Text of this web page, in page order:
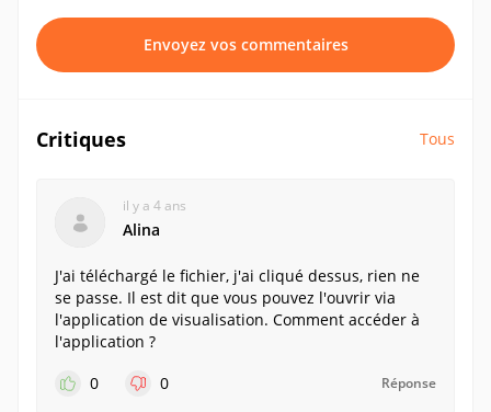
Envoyez vos commentaires
Critiques Tous
il y a 4 ans
Alina
J'ai téléchargé le fichier, j'ai cliqué dessus, rien ne
se passe. Il est dit que vous pouvez l'ouvrir via
l'application de visualisation. Comment accéder à
l'application ?
0
0 Réponse